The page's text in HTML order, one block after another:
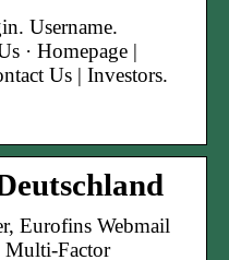
Username.
· Homepage |
Us | Investors.
Eurofins Webmail
Multi-Factor